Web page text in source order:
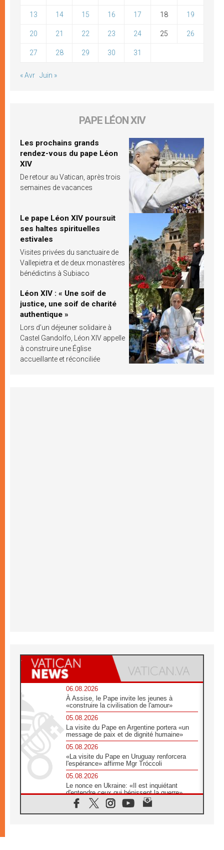
13 14 15 16 17 18 19
20 21 22 23 24 25 26
27 28 29 30 31
« Avr Juin »
PAPE LÉON XIV
Les prochains grands
rendez-vous du pape Léon
XIV
De retour au Vatican, après trois
semaines de vacances
Le pape Léon XIV poursuit
ses haltes spirituelles
estivales
Visites privées du sanctuaire de
Vallepietra et de deux monastères
bénédictins à Subiaco
Léon XIV : « Une soif de
justice, une soif de charité
authentique »
Lors d’un déjeuner solidaire à
Castel Gandolfo, Léon XIV appelle
à construire une Église
accueillante et réconciliée
06.08.2026
À Assise, le Pape invite les jeunes à
«construire la civilisation de l'amour»
05.08.2026
La visite du Pape en Argentine portera «un
message de paix et de dignité humaine»
05.08.2026
«La visite du Pape en Uruguay renforcera
l'espérance» affirme Mgr Tróccoli
05.08.2026
Le nonce en Ukraine: «Il est inquiétant
d'entendre ceux qui bénissent la guerre»
05.08.2026
Léon XIV au Pérou, une lueur d'espoir pour